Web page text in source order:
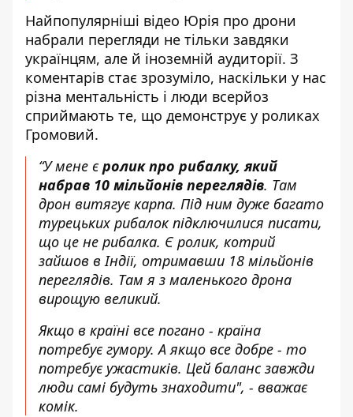
Найпопулярніші відео Юрія про дрони
набрали перегляди не тільки завдяки
українцям, але й іноземній аудиторії. З
коментарів стає зрозуміло, наскільки у нас
різна ментальність і люди всерйоз
сприймають те, що демонструє у роликах
Громовий.
“У мене єролик про рибалку, який
набрав 10 мільйонів переглядів. Там
дрон витягує карпа. Під ним дуже багато
турецьких рибалок підключилися писати,
що це не рибалка. Є ролик, котрий
зайшов в Індії, отримавши 18 мільйонів
переглядів. Там я з маленького дрона
вирощую великий.
Якщо в країні все погано - країна
потребує гумору. А якщо все добре - то
потребує ужастиків. Цей баланс завжди
люди самі будуть знаходити", - вважає
комік.